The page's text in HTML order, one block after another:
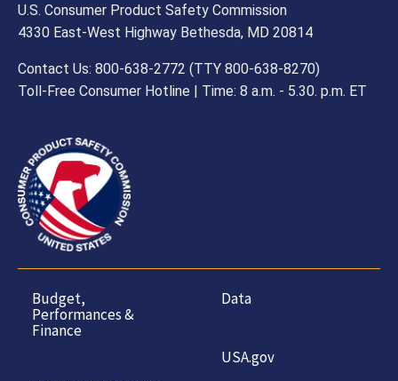
U.S. Consumer Product Safety Commission
4330 East-West Highway Bethesda, MD 20814
Contact Us: 800-638-2772 (TTY 800-638-8270)
Toll-Free Consumer Hotline | Time: 8 a.m. - 5.30. p.m. ET
Budget,
Performances &
Finance
Data
USA.gov